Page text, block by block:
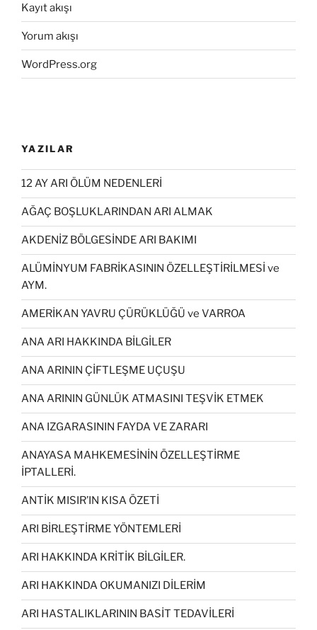
Kayıt akışı
Yorum akışı
WordPress.org
YAZILAR
12 AY ARI ÖLÜM NEDENLERİ
AĞAÇ BOŞLUKLARINDAN ARI ALMAK
AKDENİZ BÖLGESİNDE ARI BAKIMI
ALÜMİNYUM FABRİKASININ ÖZELLEŞTİRİLMESİ ve
AYM.
AMERİKAN YAVRU ÇÜRÜKLÜĞÜ ve VARROA
ANA ARI HAKKINDA BİLGİLER
ANA ARININ ÇİFTLEŞME UÇUŞU
ANA ARININ GÜNLÜK ATMASINI TEŞVİK ETMEK
ANA IZGARASININ FAYDA VE ZARARI
ANAYASA MAHKEMESİNİN ÖZELLEŞTİRME
İPTALLERİ.
ANTİK MISIR’IN KISA ÖZETİ
ARI BİRLEŞTİRME YÖNTEMLERİ
ARI HAKKINDA KRİTİK BİLGİLER.
ARI HAKKINDA OKUMANIZI DİLERİM
ARI HASTALIKLARININ BASİT TEDAVİLERİ